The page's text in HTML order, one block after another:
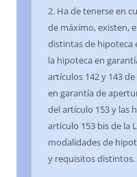
2. Ha de tenerse en
de máximo, existen,
distintas de hipoteca
la hipoteca en
artículos 142 y 143
en garantía de
del artículo 153 y las
artículo 153 bis de la
modalidades de
y requisitos distintos.